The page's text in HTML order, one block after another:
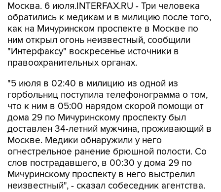
Москва. 6 июля.INTERFAX.RU - Три человека
обратились к медикам и в милицию после того,
как на Мичуринском проспекте в Москве по
ним открыл огонь неизвестный, сообщили
"Интерфаксу" воскресенье источники в
правоохранительных органах.
"5 июля в 02:40 в милицию из одной из
горбольниц поступила телефонограмма о том,
что к ним в 05:00 нарядом скорой помощи от
дома 29 по Мичуринскому проспекту был
доставлен 34-летний мужчина, проживающий в
Москве. Медики обнаружили у него
огнестрельное ранение брюшной полости. Со
слов пострадавшего, в 00:30 у дома 29 по
Мичуринскому проспекту в него выстрелил
неизвестный", - сказал собеседник агентства.